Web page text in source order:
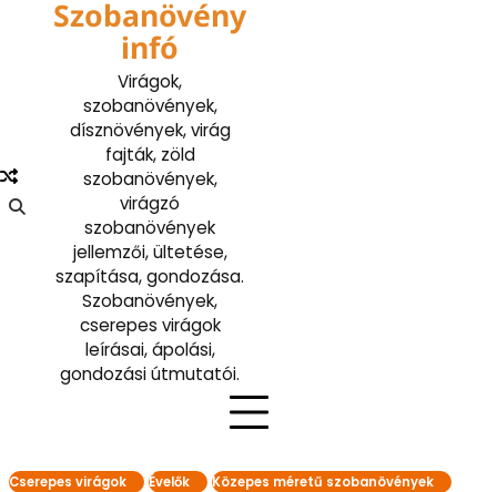
Szobanövény
infó
Virágok,
szobanövények,
dísznövények, virág
fajták, zöld
szobanövények,
virágzó
szobanövények
jellemzői, ültetése,
szapítása, gondozása.
Szobanövények,
cserepes virágok
leírásai, ápolási,
gondozási útmutatói.
Cserepes virágok Évelők
Közepes méretű szobanövények